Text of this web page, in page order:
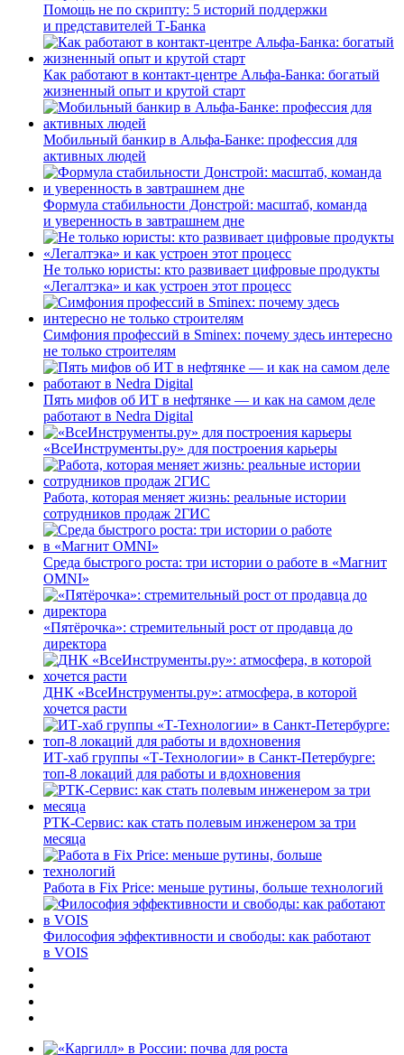
Помощь не по скрипту: 5 историй поддержки
и представителей Т-Банка
Как работают в контакт-центре Альфа-Банка: богатый
жизненный опыт и крутой старт
Мобильный банкир в Альфа-Банке: профессия для
активных людей
Формула стабильности Донстрой: масштаб, команда
и уверенность в завтрашнем дне
Не только юристы: кто развивает цифровые продукты
«Легалтэка» и как устроен этот процесс
Симфония профессий в Sminex: почему здесь интересно
не только строителям
Пять мифов об ИТ в нефтянке — и как на самом деле
работают в Nedra Digital
«ВсеИнструменты.ру» для построения карьеры
Работа, которая меняет жизнь: реальные истории
сотрудников продаж 2ГИС
Среда быстрого роста: три истории о работе в «Магнит
OMNI»
«Пятёрочка»: стремительный рост от продавца до
директора
ДНК «ВсеИнструменты.ру»: атмосфера, в которой
хочется расти
ИТ-хаб группы «Т-Технологии» в Санкт-Петербурге:
топ-8 локаций для работы и вдохновения
РТК-Сервис: как стать полевым инженером за три
месяца
Работа в Fix Price: меньше рутины, больше технологий
Философия эффективности и свободы: как работают
в VOIS